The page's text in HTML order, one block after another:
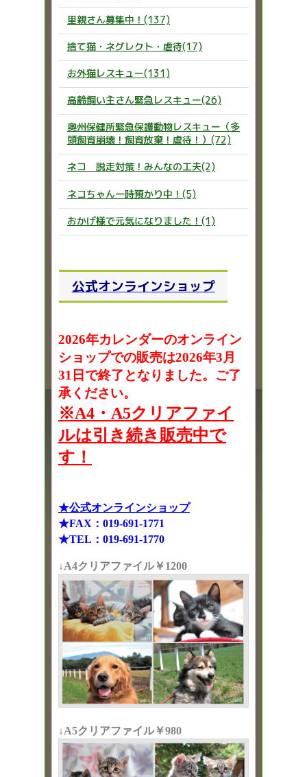
里親さん募集中！(137)
捨て猫・ネグレクト・虐待(17)
お外猫レスキュー(131)
高齢飼い主さん緊急レスキュー(26)
奥州保健所緊急保護動物レスキュー（多
頭飼育崩壊！飼育放棄！虐待！）(72)
ネコ 脱走対策！みんなの工夫(2)
ネコちゃん一時預かり中！(5)
おかげ様で元気になりました！(1)
公式オンラインショップ
2026年カレンダーのオンライン
ショップでの販売は2026年3月
31日で終了となりました。ご了
承ください。
※A4・A5クリアファイ
ルは引き続き販売中で
す！
★公式オンラインショップ
★FAX：019-691-1771
★TEL：019-691-1770
↓A4クリアファイル￥1200
↓A5クリアファイル￥980